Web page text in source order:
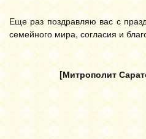
Еще раз поздравляю вас с
семейного мира, согласия и
[Митрополит